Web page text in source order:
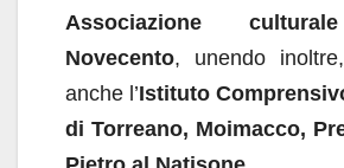
Associazione
Novecento, unendo
anche l’Istituto
di Torreano, Moimacco,